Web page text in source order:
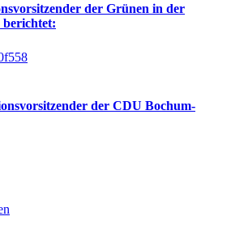
der Grünen in der
berichtet:
der CDU Bochum-